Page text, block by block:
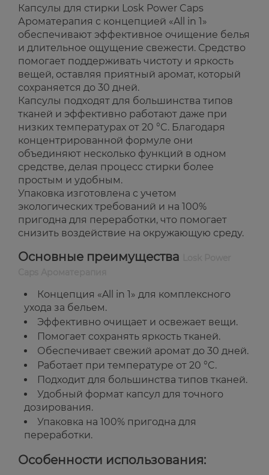
Капсулы для стирки Losk Power Caps
Ароматерапия с концепцией «All in 1»
обеспечивают эффективное очищение белья
и длительное ощущение свежести. Средство
помогает поддерживать чистоту и яркость
вещей, оставляя приятный аромат, который
сохраняется до 30 дней.
Капсулы подходят для большинства типов
тканей и эффективно работают даже при
низких температурах от 20 °C. Благодаря
концентрированной формуле они
объединяют несколько функций в одном
средстве, делая процесс стирки более
простым и удобным.
Упаковка изготовлена с учетом
экологических требований и на 100%
пригодна для переработки, что помогает
снизить воздействие на окружающую среду.
Основные преимущества
Концепция «All in 1» для комплексного
ухода за бельем.
Эффективно очищает и освежает вещи.
Помогает сохранять яркость тканей.
Обеспечивает свежий аромат до 30 дней.
Работает при температуре от 20 °C.
Подходит для большинства типов тканей.
Удобный формат капсул для точного
дозирования.
Упаковка на 100% пригодна для
переработки.
Особенности использования: